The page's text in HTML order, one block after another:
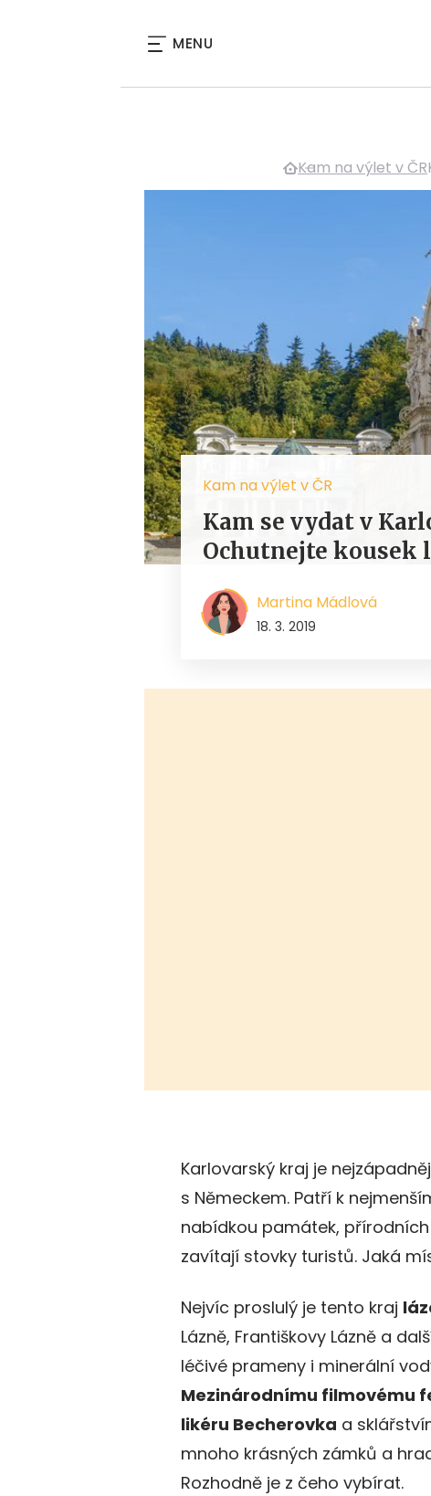
MENU
Kam na výlet v ČR
Kam na výlet v ČR
Kam se vydat v
Ochutnejte kousek
Martina Mádlová
18. 3. 2019
Karlovarský kraj je
s Německem. Patří k
nabídkou památek,
zavítají stovky turistů. Jaká
Nejvíc proslulý je tento kraj
Lázně, Františkovy Lázně a
léčivé prameny i minerální
Mezinárodnímu filmovému
likéru Becherovka a
mnoho krásných zámků a
Rozhodně je z čeho vybírat.